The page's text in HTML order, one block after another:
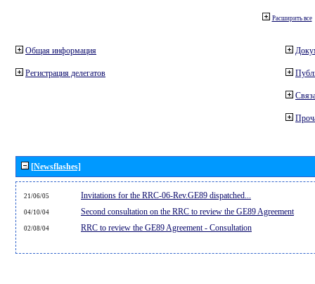
Расширить все
Общая информация
Регистрация делегатов
[Newsflashes]
21/06/05 Invitations for the RRC-06-Rev.GE89 dispatched...
04/10/04 Second consultation on the RRC to review the GE89 Agreement
02/08/04 RRC to review the GE89 Agreement - Consultation